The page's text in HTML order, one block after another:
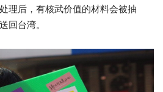
理后，有核武价值的材料会被抽
回台湾。